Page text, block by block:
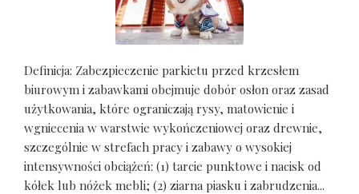
Definicja: Zabezpieczenie parkietu przed krzesłem
biurowym i zabawkami obejmuje dobór osłon oraz zasad
użytkowania, które ograniczają rysy, matowienie i
wgniecenia w warstwie wykończeniowej oraz drewnie,
szczególnie w strefach pracy i zabawy o wysokiej
intensywności obciążeń: (1) tarcie punktowe i nacisk od
kółek lub nóżek mebli; (2) ziarna piasku i zabrudzenia...